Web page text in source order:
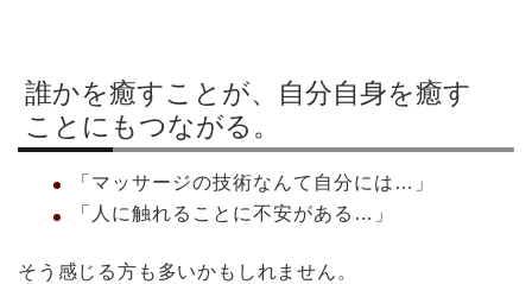
誰かを癒すことが、自分自身を癒す
ことにもつながる。
「マッサージの技術なんて自分には…」
「人に触れることに不安がある…」
そう感じる方も多いかもしれません。